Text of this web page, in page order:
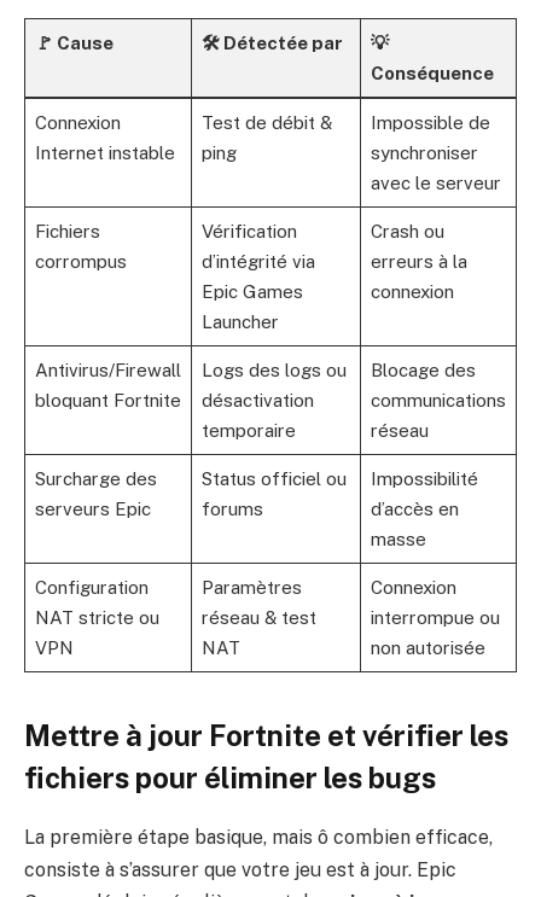
🚩 Cause 🛠️ Détectée par
💡
Conséquence
Connexion
Internet instable
Test de débit &
ping
Impossible de
synchroniser
avec le serveur
Fichiers
corrompus
Vérification
d’intégrité via
Epic Games
Launcher
Crash ou
erreurs à la
connexion
Antivirus/Firewall
bloquant Fortnite
Logs des logs ou
désactivation
temporaire
Blocage des
communications
réseau
Surcharge des
serveurs Epic
Status officiel ou
forums
Impossibilité
d’accès en
masse
Configuration
NAT stricte ou
VPN
Paramètres
réseau & test
NAT
Connexion
interrompue ou
non autorisée
Mettre à jour Fortnite et vérifier les
fichiers pour éliminer les bugs
La première étape basique, mais ô combien efficace,
consiste à s’assurer que votre jeu est à jour. Epic